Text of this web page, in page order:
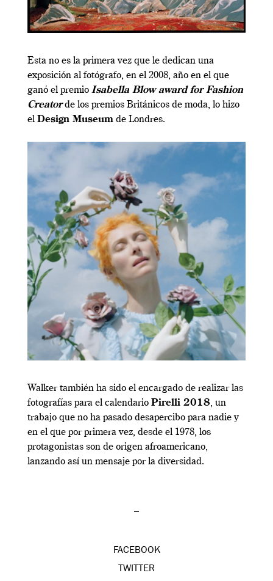
Esta no es la primera vez que le dedican una
exposición al fotógrafo, en el 2008, año en el que
ganó el premio Isabella Blow award for Fashion
Creatorde los premios Británicos de moda, lo hizo
el Design Museum de Londres.
Walker también ha sido el encargado de realizar las
fotografías para el calendario Pirelli 2018, un
trabajo que no ha pasado desapercibo para nadie y
en el que por primera vez, desde el 1978, los
protagonistas son de origen afroamericano,
lanzando así un mensaje por la diversidad.
–
FACEBOOK
TWITTER